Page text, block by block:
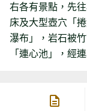
右各有景點，先
床及大型壺穴「
瀑布」，岩石被
「連心池」，經